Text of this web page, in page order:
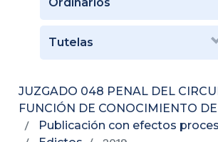
Tutelas
JUZGADO 048 PENAL DEL
FUNCIÓN DE CONOCIMIENTO
Publicación con efectos